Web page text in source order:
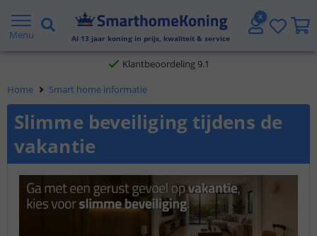
Menu Al 13 jaar koning in prijs, kwaliteit & service
Klantbeoordeling 9.1
Voor 23:45 uur besteld,morgen in huis
Home
Smart home informatie
Slimme beveiliging tijdens de
vakantie